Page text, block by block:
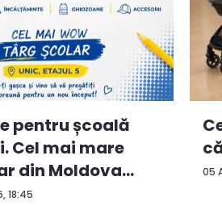
18:45
pentru școală
Cel mai mare
din Moldova
05